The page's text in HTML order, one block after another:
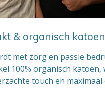
& organisch katoen
met zorg en passie
100% organisch
touch en